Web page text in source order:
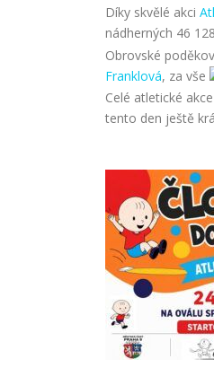
Díky skvělé akci
nádherných 46
Obrovské
Franklová, za vše
Celé atletické
tento den ještě